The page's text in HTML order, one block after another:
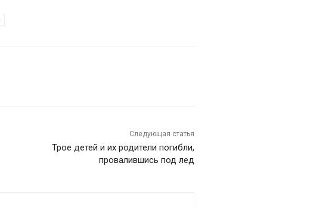
Следующая статья
Трое детей и их родители погибли,
провалившись под лед